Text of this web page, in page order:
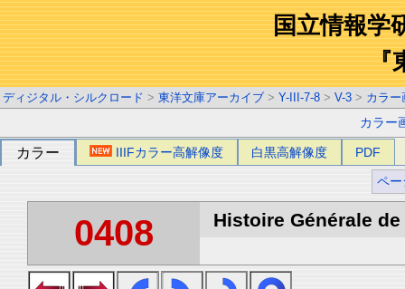
国立情報学
『
ディジタル・シルクロード > 東洋文庫アーカイブ > Y-III-7-8 > V-3 > カラー
カラー
カラー IIIFカラー高解像度 白黒高解像度 PDF
ペー
0408 Histoire Générale